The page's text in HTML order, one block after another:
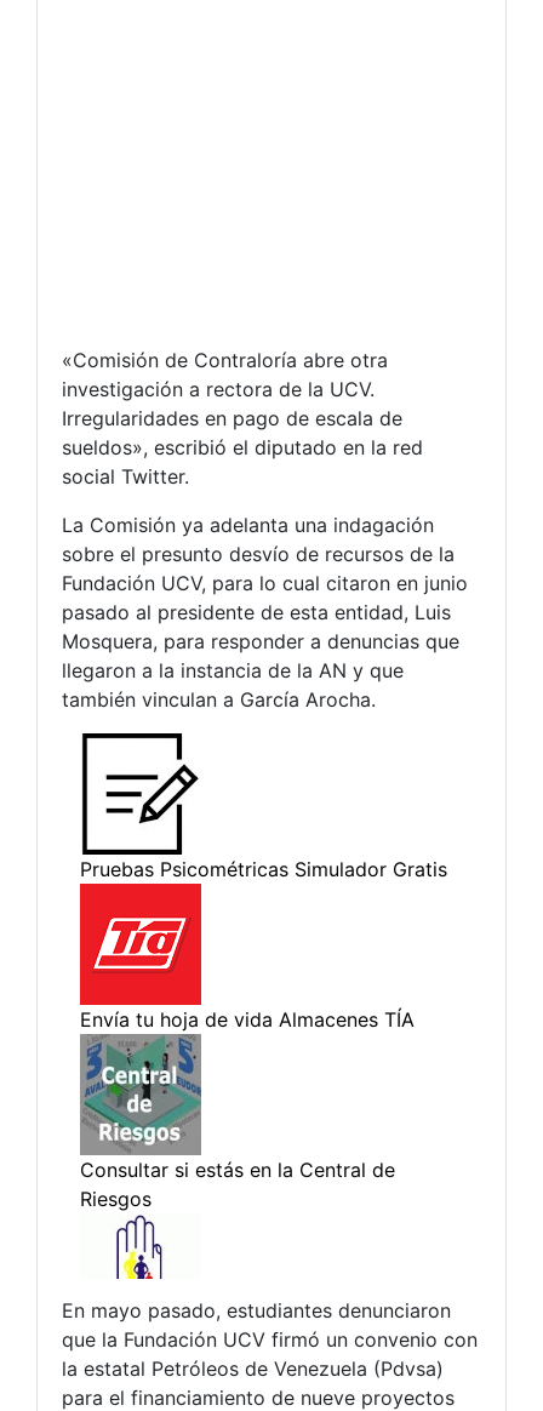
«Comisión de Contraloría abre otra
investigación a rectora de la UCV.
Irregularidades en pago de escala de
sueldos», escribió el diputado en la red
social Twitter.
La Comisión ya adelanta una indagación
sobre el presunto desvío de recursos de la
Fundación UCV, para lo cual citaron en junio
pasado al presidente de esta entidad, Luis
Mosquera, para responder a denuncias que
llegaron a la instancia de la AN y que
también vinculan a García Arocha.
En mayo pasado, estudiantes denunciaron
que la Fundación UCV firmó un convenio con
la estatal Petróleos de Venezuela (Pdvsa)
para el financiamiento de nueve proyectos